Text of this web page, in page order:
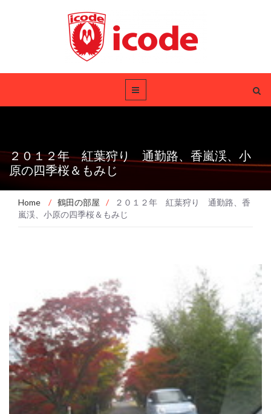
２０１２年 紅葉狩り 通勤路、香嵐渓、小
原の四季桜＆もみじ
Home / 鶴田の部屋 /
２０１２年 紅葉狩り 通勤路、香
嵐渓、小原の四季桜＆もみじ